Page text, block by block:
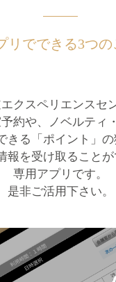
リでできる3つの
クスペリエンスセ
約や、ノベルティ
きる「ポイント」の
報を受け取ることが
専用アプリです。
是非ご活用下さい。